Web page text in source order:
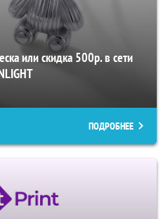
или скидка 500р. в сети
ПОДРОБНЕЕ